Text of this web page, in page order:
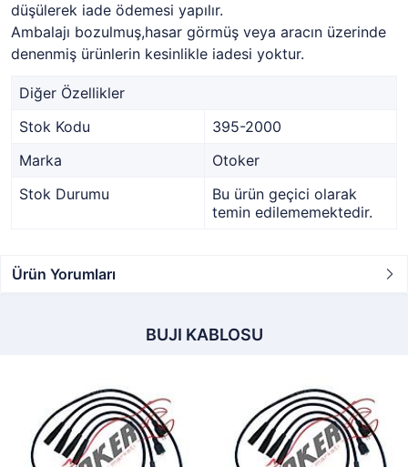
düşülerek iade ödemesi yapılır.
Ambalajı bozulmuş,hasar görmüş veya aracın üzerinde
denenmiş ürünlerin kesinlikle iadesi yoktur.
Diğer Özellikler
Stok Kodu
395-2000
Marka
Otoker
Stok Durumu
Bu ürün geçici olarak
temin edilememektedir.
Ürün Yorumları
BUJI KABLOSU